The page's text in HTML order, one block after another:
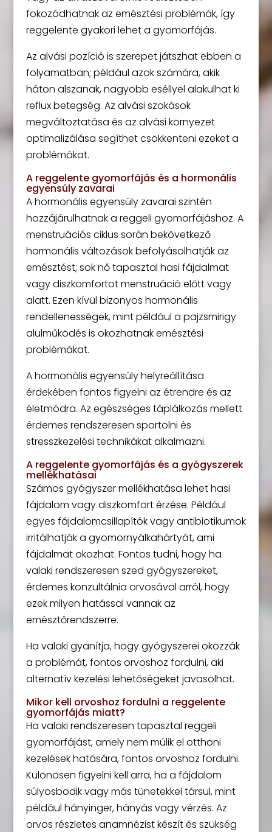
fokozódhatnak az emésztési problémák, így
reggelente gyakori lehet a gyomorfájás.
Az alvási pozíció is szerepet játszhat ebben a
folyamatban; például azok számára, akik
háton alszanak, nagyobb eséllyel alakulhat ki
reflux betegség. Az alvási szokások
megváltoztatása és az alvási környezet
optimalizálása segíthet csökkenteni ezeket a
problémákat.
A reggelente gyomorfájás és a hormonális
egyensúly zavarai
A hormonális egyensúly zavarai szintén
hozzájárulhatnak a reggeli gyomorfájáshoz. A
menstruációs ciklus során bekövetkező
hormonális változások befolyásolhatják az
emésztést; sok nő tapasztal hasi fájdalmat
vagy diszkomfortot menstruáció előtt vagy
alatt. Ezen kívül bizonyos hormonális
rendellenességek, mint például a pajzsmirigy
alulműködés is okozhatnak emésztési
problémákat.
A hormonális egyensúly helyreállítása
érdekében fontos figyelni az étrendre és az
életmódra. Az egészséges táplálkozás mellett
érdemes rendszeresen sportolni és
stresszkezelési technikákat alkalmazni.
A reggelente gyomorfájás és a gyógyszerek
mellékhatásai
Számos gyógyszer mellékhatása lehet hasi
fájdalom vagy diszkomfort érzése. Például
egyes fájdalomcsillapítók vagy antibiotikumok
irritálhatják a gyomornyálkahártyát, ami
fájdalmat okozhat. Fontos tudni, hogy ha
valaki rendszeresen szed gyógyszereket,
érdemes konzultálnia orvosával arról, hogy
ezek milyen hatással vannak az
emésztőrendszerre.
Ha valaki gyanítja, hogy gyógyszerei okozzák
a problémát, fontos orvoshoz fordulni, aki
alternatív kezelési lehetőségeket javasolhat.
Mikor kell orvoshoz fordulni a reggelente
gyomorfájás miatt?
Ha valaki rendszeresen tapasztal reggeli
gyomorfájást, amely nem múlik el otthoni
kezelések hatására, fontos orvoshoz fordulni.
Különösen figyelni kell arra, ha a fájdalom
súlyosbodik vagy más tünetekkel társul, mint
például hányinger, hányás vagy vérzés. Az
orvos részletes anamnézist készít és szükség